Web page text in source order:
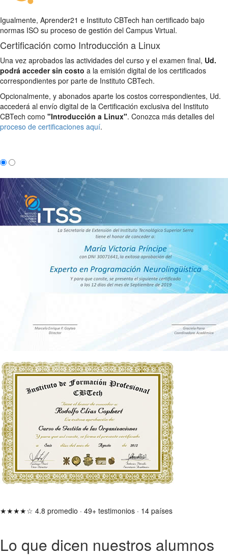
Igualmente, Aprender21 e Instituto CBTech han certificado bajo
normas ISO su proceso de gestión del Campus Virtual.
Certificación como Introducción a Linux
Una vez aprobados las actividades del curso y el examen final, Ud.
podrá acceder sin costo a la emisión digital de los certificados
correspondientes por parte de Instituto CBTech.
Opcionalmente, y abonados aparte los costos correspondientes, Ud.
accederá al envío digital de la Certificación exclusiva del Instituto
CBTech como "Introducción a Linux". Conozca más detalles del
proceso de certificaciones aquí.
★★★★☆ 4.8 promedio · 49+ testimonios · 14 países
Lo que dicen nuestros alumnos